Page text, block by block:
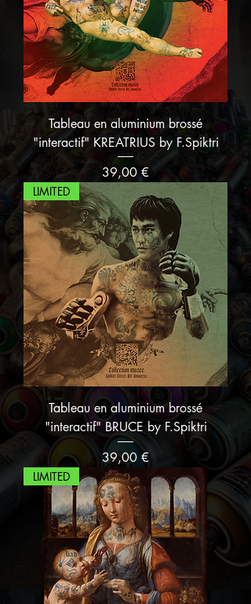
Tableau en aluminium brossé
"interactif" KREATRIUS by F.Spiktri
Prix
39,00 €
LIMITED
Tableau en aluminium brossé
"interactif" BRUCE by F.Spiktri
Prix
39,00 €
LIMITED